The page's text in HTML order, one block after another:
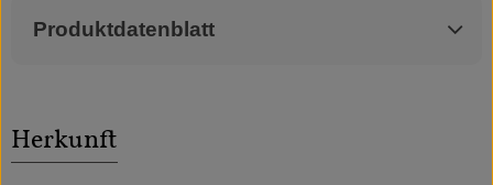
Produktdatenblatt
Herkunft